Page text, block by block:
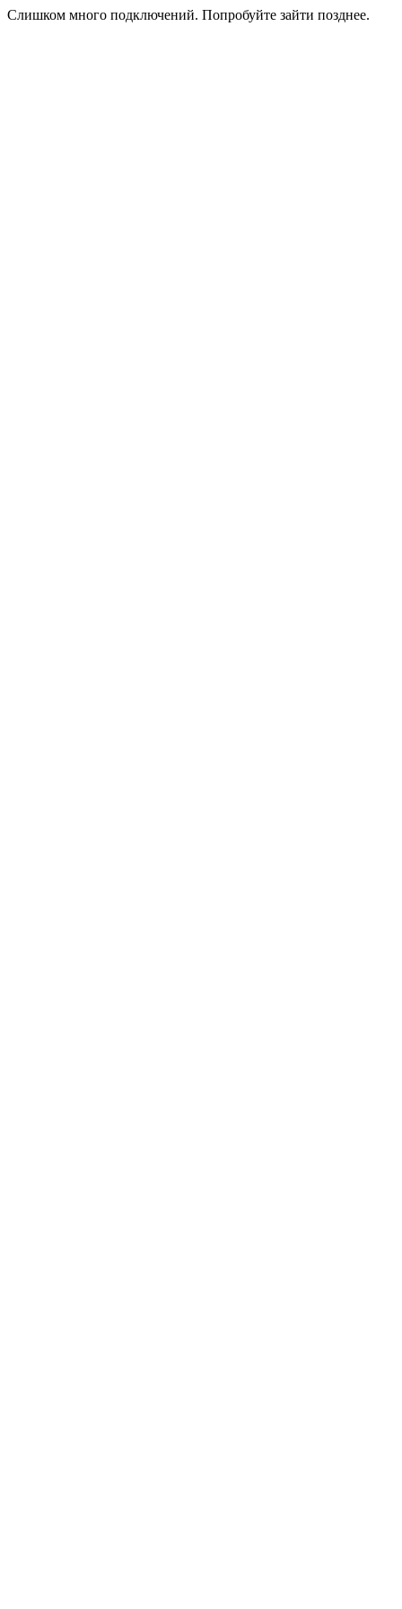
Слишком много подключений. Попробуйте зайти позднее.